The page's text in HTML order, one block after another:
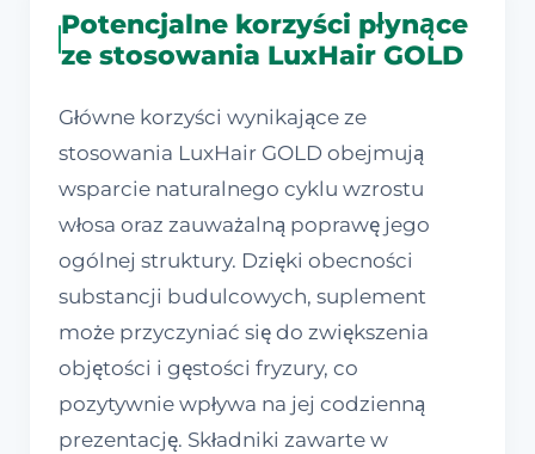
Potencjalne korzyści płynące
ze stosowania LuxHair GOLD
Główne korzyści wynikające ze
stosowania LuxHair GOLD obejmują
wsparcie naturalnego cyklu wzrostu
włosa oraz zauważalną poprawę jego
ogólnej struktury. Dzięki obecności
substancji budulcowych, suplement
może przyczyniać się do zwiększenia
objętości i gęstości fryzury, co
pozytywnie wpływa na jej codzienną
prezentację. Składniki zawarte w